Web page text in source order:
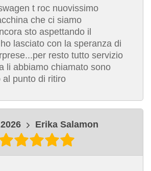
t roc nuovissimo
che ci siamo
sto aspettando il
lasciato con la speranza di
resto tutto servizio
li abbiamo chiamato sono
al punto di ritiro
Erika Salamon